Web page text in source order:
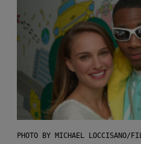
PHOTO BY MICHAEL LOCCISANO/